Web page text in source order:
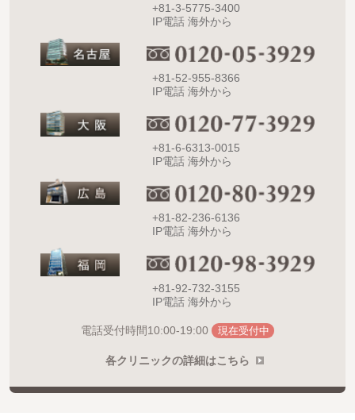
+81-3-5775-3400
IP電話 海外から
+81-52-955-8366
IP電話 海外から
+81-6-6313-0015
IP電話 海外から
+81-82-236-6136
IP電話 海外から
+81-92-732-3155
IP電話 海外から
電話受付時間10:00-19:00 現在受付中
各クリニックの詳細はこちら